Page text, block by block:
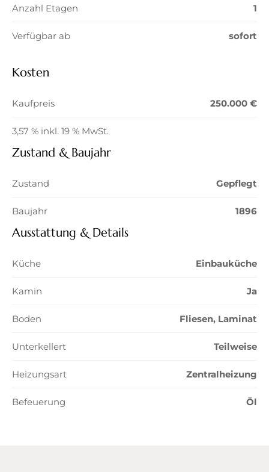
Anzahl Etagen 1
Verfügbar ab sofort
Kosten
Kaufpreis 250.000 €
3,57 % inkl. 19 % MwSt.
Zustand & Baujahr
Zustand Gepflegt
Baujahr 1896
Ausstattung & Details
Küche Einbauküche
Kamin Ja
Boden Fliesen, Laminat
Unterkellert Teilweise
Heizungsart Zentralheizung
Befeuerung Öl